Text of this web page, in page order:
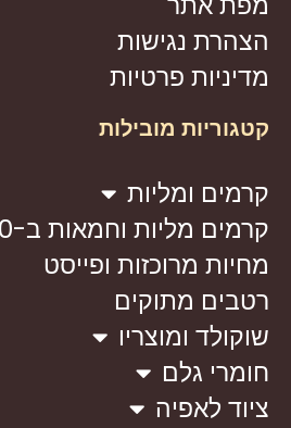
הצהרת נגישות
מדיניות פרטיות
קטגוריות מובילות
קרמים ומליות
קרמים מליות וחמאות ב-300 גרם
מחיות מרוכזות ופייסט
רטבים מתוקים
שוקולד ומוצריו
חומרי גלם
ציוד לאפיה